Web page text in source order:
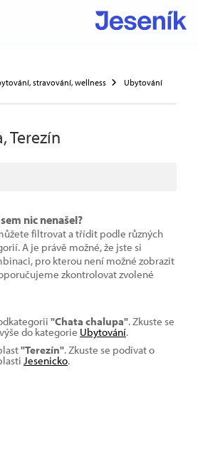
stravování, wellness
Ubytování
Terezín
nic nenašel?
filtrovat a třídit podle různých
A je právě možné, že jste si
pro kterou není možné zobrazit
zkontrolovat zvolené
"Chata chalupa". Zkuste se
do kategorie Ubytování.
"Terezín". Zkuste se podívat o
Jesenicko.